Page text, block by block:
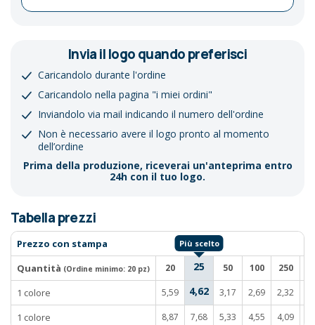
Invia il logo quando preferisci
Caricandolo durante l'ordine
Caricandolo nella pagina "i miei ordini"
Inviandolo via mail indicando il numero dell'ordine
Non è necessario avere il logo pronto al momento
dell’ordine
Prima della produzione, riceverai un'anteprima entro
24h con il tuo logo.
Tabella prezzi
Prezzo con stampa
Quantità (Ordine minimo: 20 pz) 20 25 50 100 250
1 colore 5,59 4,62 3,17 2,69 2,32
1 colore 8,87 7,68 5,33 4,55 4,09